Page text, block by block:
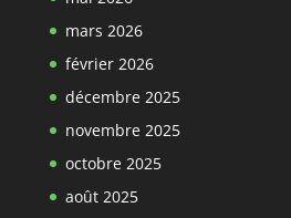
mars 2026
février 2026
décembre 2025
novembre 2025
octobre 2025
août 2025